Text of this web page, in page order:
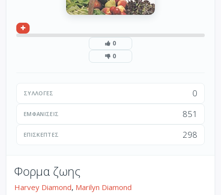
0
0
ΣΥΛΛΟΓΈΣ 0
ΕΜΦΑΝΊΣΕΙΣ 851
ΕΠΙΣΚΈΠΤΕΣ 298
Φορμα ζωης
Harvey Diamond, Marilyn Diamond